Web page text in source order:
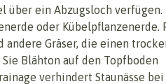
über ein Abzugsloch verfügen.
oder Kübelpflanzenerde.
andere Gräser, die einen
Blähton auf den Topfboden
verhindert Staunässe bei